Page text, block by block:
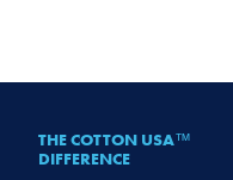
THE COTTON USA™
DIFFERENCE